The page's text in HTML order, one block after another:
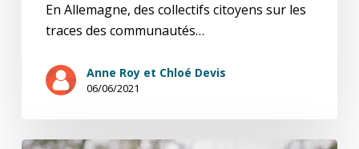
En Allemagne, des collectifs citoyens sur les
traces des communautés…
Anne Roy et Chloé Devis
06/06/2021